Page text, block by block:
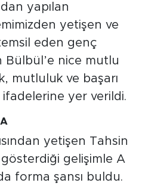
yapılan
yetişen ve
eden genç
nice mutlu
mutluluk ve başarı
yer verildi.
yetişen Tahsin
gelişimle A
forma şansı buldu.